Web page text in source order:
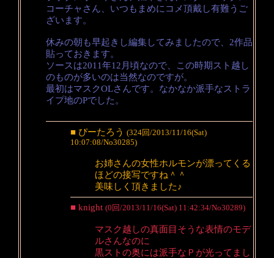
コーチャさん、いつもまめにコメ頂戴し有難うご
ざいます。
休みの朝も早起きし編集してみましたので、2作品
貼っておきます。
ソースは2011年12月頃なので、この時期スト越し
のものが多いのは当然なのですが。
最初はマスクOLさんです。なかなか派手なストラ
イプ地のPでした。
■ ぴーたろう (324回/2013/11/16(Sat)
10:07:08/No30285)
お姉さんの女性ホルモンが漂ってくる
ほどの接写ですね＾＾
美味しく頂きました♪
■ knight (0回/2013/11/16(Sat) 11:42:34/No30289)
マスク越しの真面目そうな表情のモデ
ルさんなのに
黒ストの奥には派手なＰが光ってまし